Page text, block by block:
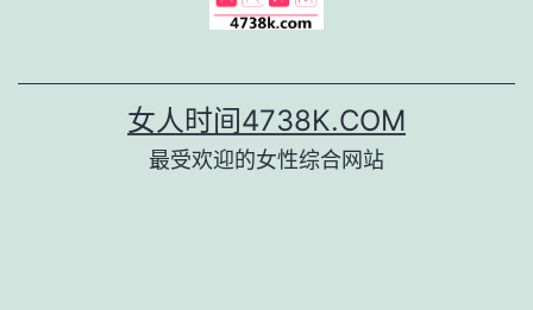
女人时间4738K.COM
最受欢迎的女性综合网站